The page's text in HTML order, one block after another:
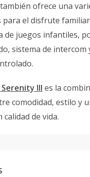
ofrece una
para el disfrute
de juegos infantiles,
sistema de intercom
III es la
comodidad, estilo y
de vida.